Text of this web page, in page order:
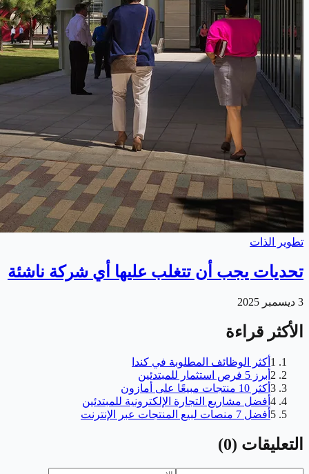
تطوير الذات
تحديات يجب أن تتغلب عليها أي شركة ناشئة
3 ديسمبر 2025
الأكثر قراءة
1 أكثر الوظائف المطلوبة في كندا
2 أبرز 5 فرص استثمار للمبتدئين
3 أكثر 10 منتجات مبيعًا على أمازون
4 أفضل مشاريع التجارة الإلكترونية للمبتدئين
5 أفضل 7 منصات لبيع المنتجات عبر الإنترنت
التعليقات (
0
)